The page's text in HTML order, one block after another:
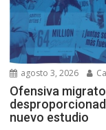
agosto 3, 2026
Ofensiva
nuevo estudio